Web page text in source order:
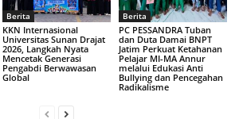
Berita
KKN Internasional
Universitas Sunan Drajat
2026, Langkah Nyata
Mencetak Generasi
Pengabdi Berwawasan
Global
Berita
PC PESSANDRA Tuban
dan Duta Damai BNPT
Jatim Perkuat Ketahanan
Pelajar MI-MA Annur
melalui Edukasi Anti
Bullying dan Pencegahan
Radikalisme